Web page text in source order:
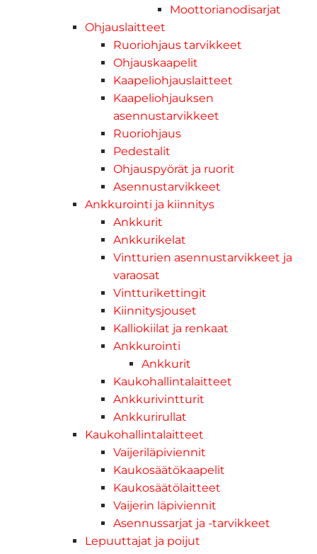
Moottorianodisarjat
Ohjauslaitteet
Ruoriohjaus tarvikkeet
Ohjauskaapelit
Kaapeliohjauslaitteet
Kaapeliohjauksen
asennustarvikkeet
Ruoriohjaus
Pedestalit
Ohjauspyörät ja ruorit
Asennustarvikkeet
Ankkurointi ja kiinnitys
Ankkurit
Ankkurikelat
Vintturien asennustarvikkeet ja
varaosat
Vintturikettingit
Kiinnitysjouset
Kalliokiilat ja renkaat
Ankkurointi
Ankkurit
Kaukohallintalaitteet
Ankkurivintturit
Ankkurirullat
Kaukohallintalaitteet
Vaijeriläpiviennit
Kaukosäätökaapelit
Kaukosäätölaitteet
Vaijerin läpiviennit
Asennussarjat ja -tarvikkeet
Lepuuttajat ja poijut